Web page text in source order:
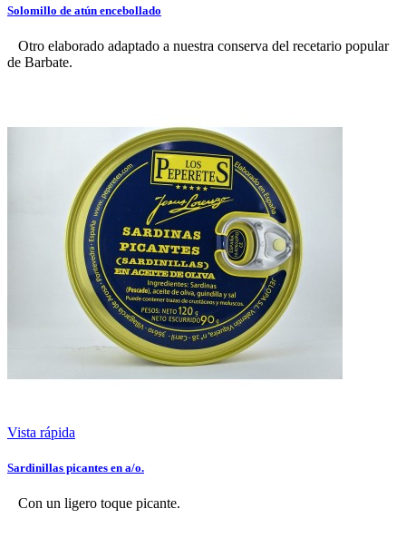
Solomillo de atún encebollado
Otro elaborado adaptado a nuestra conserva del recetario popular
de Barbate.
Vista rápida
Sardinillas picantes en a/o.
Con un ligero toque picante.